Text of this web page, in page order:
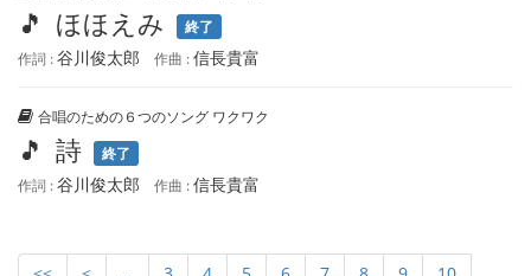
🎵 ほほえみ 終了
作詞 :谷川俊太郎 作曲 :信長貴富
合唱のための６つのソング ワクワク
🎵 詩 終了
作詞 :谷川俊太郎 作曲 :信長貴富